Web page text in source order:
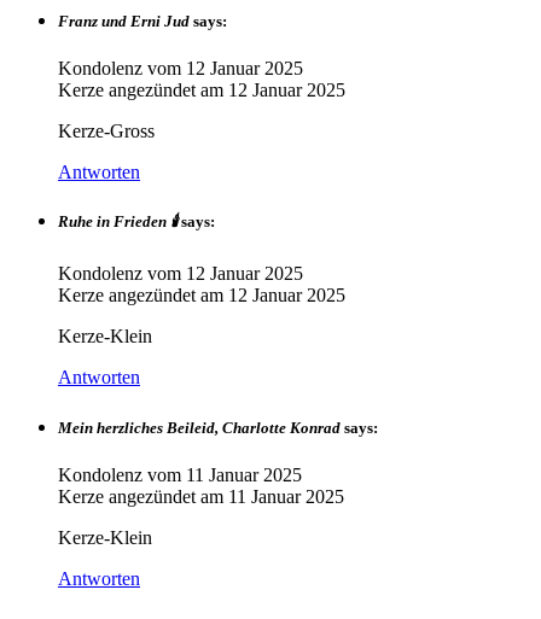
Franz und Erni Jud says:
Kondolenz vom 12 Januar 2025
Kerze angezündet am 12 Januar 2025
Kerze-Gross
Antworten
Ruhe in Frieden 🕯 says:
Kondolenz vom 12 Januar 2025
Kerze angezündet am 12 Januar 2025
Kerze-Klein
Antworten
Mein herzliches Beileid, Charlotte Konrad says:
Kondolenz vom 11 Januar 2025
Kerze angezündet am 11 Januar 2025
Kerze-Klein
Antworten